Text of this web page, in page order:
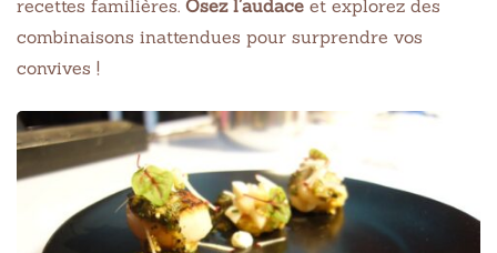
recettes familières. Osez l’audace et explorez des
combinaisons inattendues pour surprendre vos
convives !